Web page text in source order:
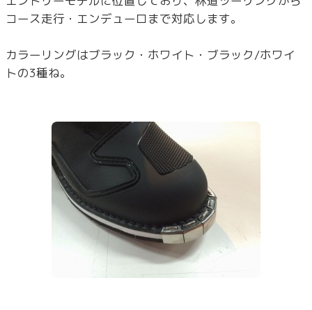
コース走行・エンデューロまで対応します。
カラーリングはブラック・ホワイト・ブラック/ホワイ
トの3種ね。